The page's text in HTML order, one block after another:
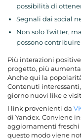
possibilità di
Segnali dai social
Non solo Twitter,
possono
Più interazioni
progetto, più
Anche qui la
Contenuti
giorno nuovi like e
I link provenienti da
di Yandex. Conviene
aggiornamenti freschi
questo modo viene